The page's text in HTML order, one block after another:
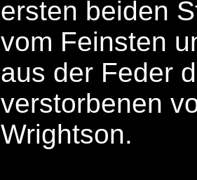
ersten beiden
vom Feinsten
aus der Feder
verstorbenen
Wrightson.